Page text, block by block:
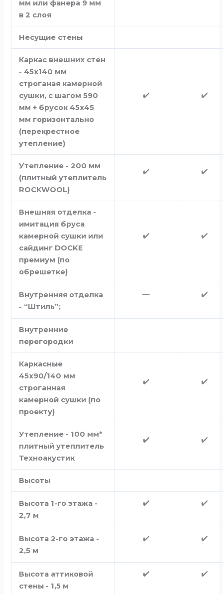
мм или фанера 9 мм
в 2 слоя
Несущие стены
Каркас внешних стен
- 45х140 мм
строганая камерной
сушки, с шагом 590
мм + брусок 45х45
мм горизонтально
(перекрестное
утепление)
✔️ ✔️
Утепление - 200 мм
(плитный утеплитель
ROCKWOOL)
✔️ ✔️
Внешняя отделка -
имитация бруса
камерной сушки или
сайдинг DOCKE
премиум (по
обрешетке)
✔️ ✔️
Внутренняя отделка
- “Штиль”;
— ✔️
Внутренние
перегородки
Каркасные
45х90/140 мм
строганная
камерной сушки (по
проекту)
✔️ ✔️
Утепление - 100 мм*
плитный утеплитель
Техноакустик
✔️ ✔️
Высоты
Высота 1-го этажа -
2,7 м
✔️ ✔️
Высота 2-го этажа -
2,5 м
✔️ ✔️
Высота аттиковой
стены - 1,5 м
✔️ ✔️